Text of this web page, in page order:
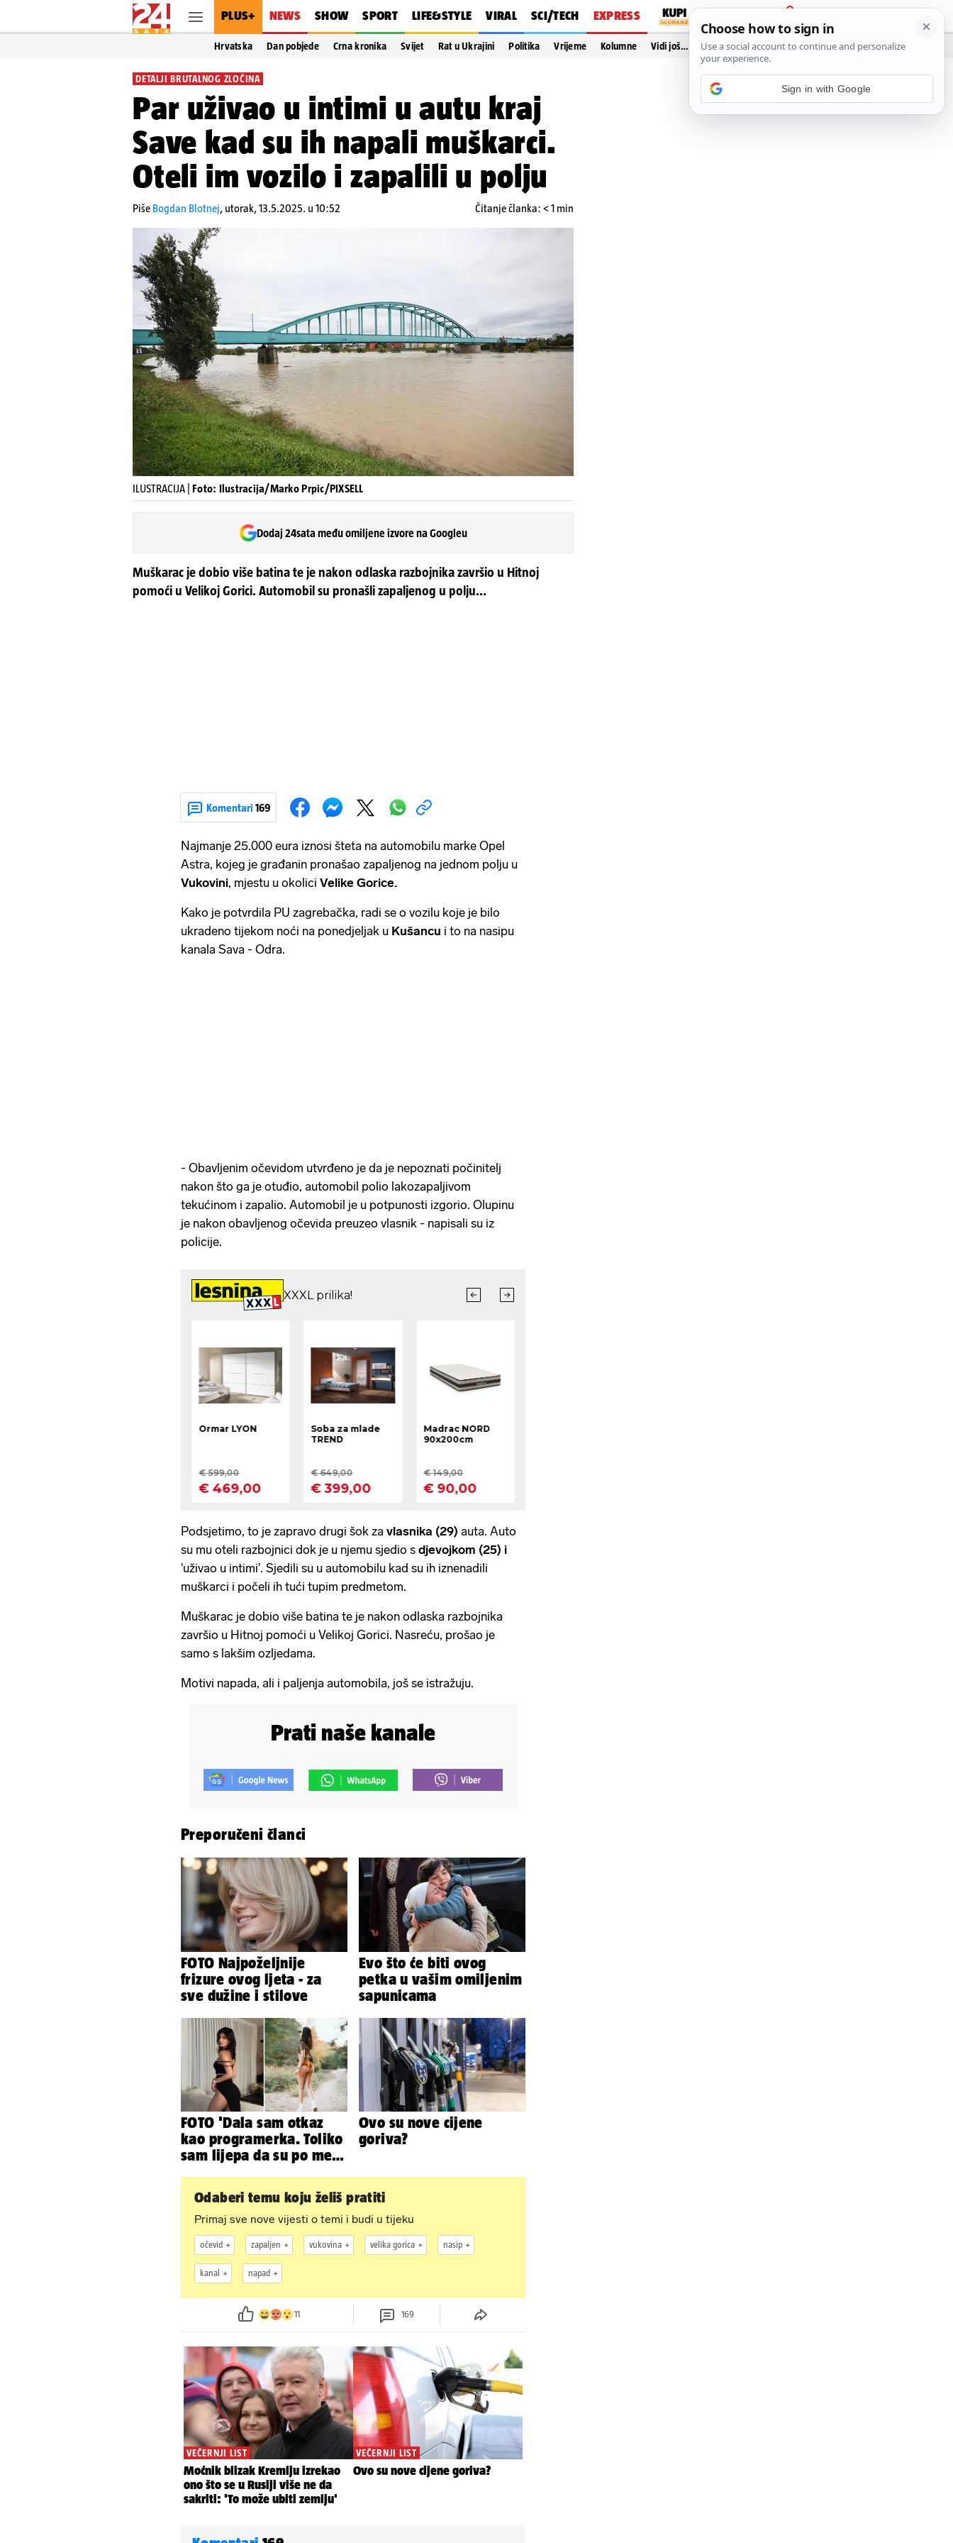
PLUS+ NEWS SHOW SPORT LIFE&STYLE VIRAL SCI/TECH EXPRESS
PRIJAVA
Hrvatska Dan pobjede Crna kronika Svijet Rat u Ukrajini Politika Vrijeme Kolumne Vidi još…
DETALJI BRUTALNOG ZLOČINA
Par uživao u intimi u autu kraj
Save kad su ih napali muškarci.
Oteli im vozilo i zapalili u polju
Piše Bogdan Blotnej, utorak, 13.5.2025. u 10:52 Čitanje članka: < 1 min
ILUSTRACIJA | Foto: Ilustracija/Marko Prpic/PIXSELL
Dodaj 24sata među omiljene izvore na Googleu
Muškarac je dobio više batina te je nakon odlaska razbojnika završio u Hitnoj
pomoći u Velikoj Gorici. Automobil su pronašli zapaljenog u polju...
Komentari 169
Najmanje 25.000 eura iznosi šteta na automobilu marke Opel
Astra, kojeg je građanin pronašao zapaljenog na jednom polju u
Vukovini, mjestu u okolici Velike Gorice.
Kako je potvrdila PU zagrebačka, radi se o vozilu koje je bilo
ukradeno tijekom noći na ponedjeljak u Kušancu i to na nasipu
kanala Sava - Odra.
- Obavljenim očevidom utvrđeno je da je nepoznati počinitelj
nakon što ga je otuđio, automobil polio lakozapaljivom
tekućinom i zapalio. Automobil je u potpunosti izgorio. Olupinu
je nakon obavljenog očevida preuzeo vlasnik - napisali su iz
policije.
Podsjetimo, to je zapravo drugi šok za vlasnika (29) auta. Auto
su mu oteli razbojnici dok je u njemu sjedio s djevojkom (25) i
'uživao u intimi'. Sjedili su u automobilu kad su ih iznenadili
muškarci i počeli ih tući tupim predmetom.
Muškarac je dobio više batina te je nakon odlaska razbojnika
završio u Hitnoj pomoći u Velikoj Gorici. Nasreću, prošao je
samo s lakšim ozljedama.
Motivi napada, ali i paljenja automobila, još se istražuju.
Prati naše kanale
Preporučeni članci
FOTO Najpoželjnije
frizure ovog ljeta - za
sve dužine i stilove
Evo što će biti ovog
petka u vašim omiljenim
sapunicama
FOTO 'Dala sam otkaz
kao programerka. Toliko
sam lijepa da su po meni
Ovo su nove cijene
goriva?
Odaberi temu koju želiš pratiti
Primaj sve nove vijesti o temi i budi u tijeku
očevid zapaljen vukovina velika gorica nasip
kanal napad
11 169
Sign in with Google